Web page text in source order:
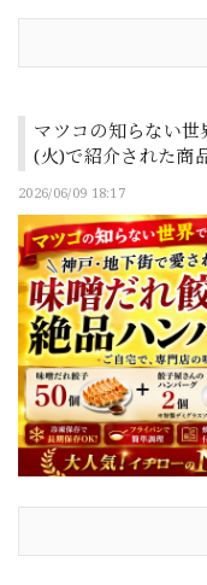
マツコの知らない世
(火)で紹介された商
2026/06/09 18:17